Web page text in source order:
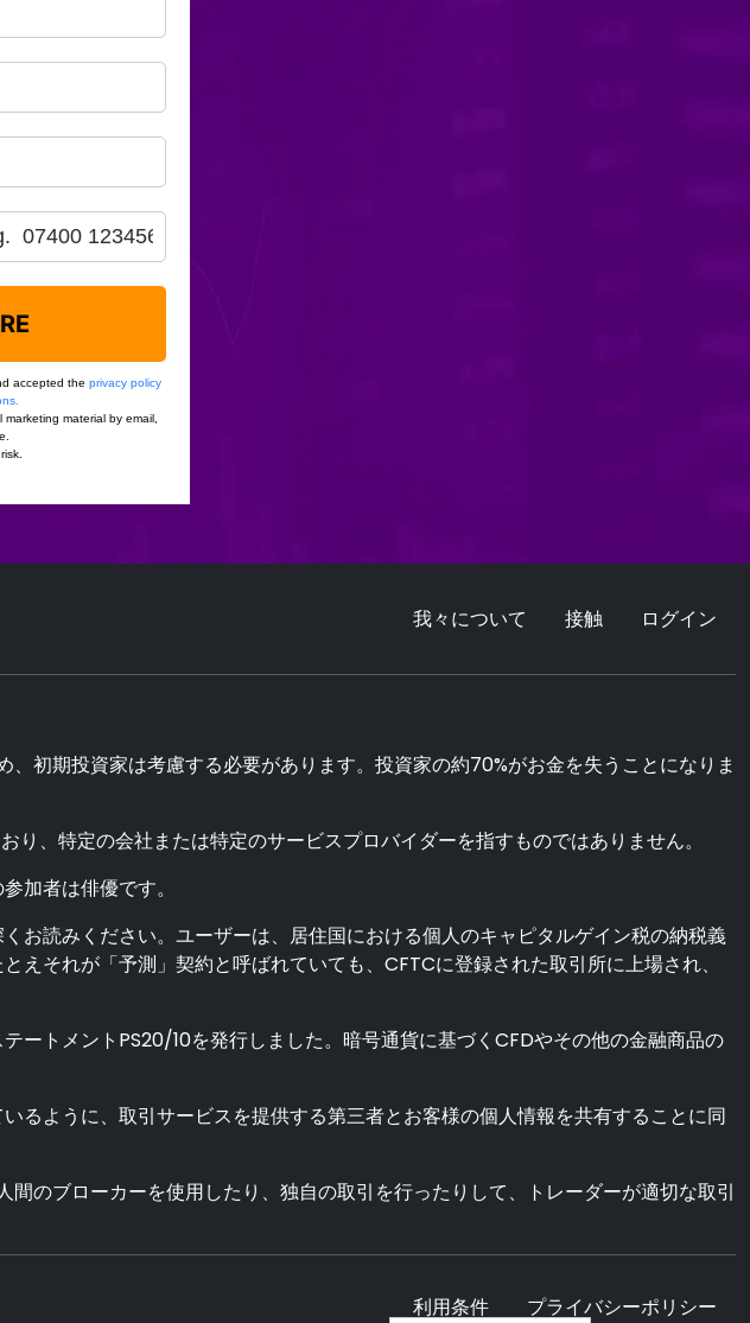
我々について 接触 ログイン
初期投資家は考慮する必要があります。投資家の約70%がお金を失うことになりま
、特定の会社または特定のサービスプロバイダーを指すものではありません。
加者は俳優です。
お読みください。ユーザーは、居住国における個人のキャピタルゲイン税の納税義
それが「予測」契約と呼ばれていても、CFTCに登録された取引所に上場され、
トメントPS20/10を発行しました。暗号通貨に基づくCFDやその他の金融商品の
るように、取引サービスを提供する第三者とお客様の個人情報を共有することに同
のブローカーを使用したり、独自の取引を行ったりして、トレーダーが適切な取引
利用条件 プライバシーポリシー